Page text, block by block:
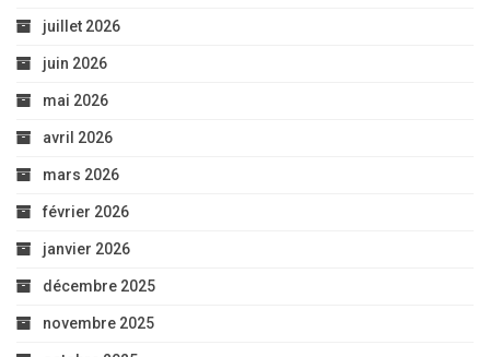
juillet 2026
juin 2026
mai 2026
avril 2026
mars 2026
février 2026
janvier 2026
décembre 2025
novembre 2025